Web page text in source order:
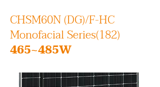
CHSM60N (DG)/F-HC
Monofacial Series(182)
465~485W